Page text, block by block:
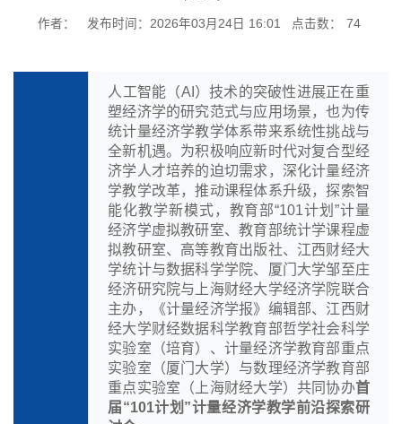
作者： 发布时间：2026年03月24日 16:01 点击数： 74
人工智能（AI）技术的突破性进展正在重
塑经济学的研究范式与应用场景，也为传
统计量经济学教学体系带来系统性挑战与
全新机遇。为积极响应新时代对复合型经
济学人才培养的迫切需求，深化计量经济
学教学改革，推动课程体系升级，探索智
能化教学新模式，教育部“101计划”计量
经济学虚拟教研室、教育部统计学课程虚
拟教研室、高等教育出版社、江西财经大
学统计与数据科学学院、厦门大学邹至庄
经济研究院与上海财经大学经济学院联合
主办，《计量经济学报》编辑部、江西财
经大学财经数据科学教育部哲学社会科学
实验室（培育）、计量经济学教育部重点
实验室（厦门大学）与数理经济学教育部
重点实验室（上海财经大学）共同协办首
届“101计划”计量经济学教学前沿探索研